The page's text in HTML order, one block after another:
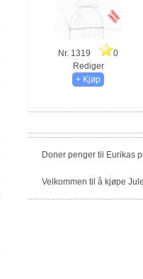
Nr. 1319
0
Rediger
Doner penger til Eurikas
Velkommen til å kjøpe